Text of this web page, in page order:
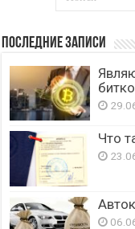
Последние записи
Что